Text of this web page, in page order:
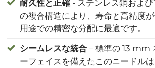
耐久性と正確 - ステンレス鋼およ
の複合構造により、寿命と高精度
用途での精密な分配に最適です。
シームレスな統合 – 標準の 13 mm
ーフェイスを備えたこのニードル